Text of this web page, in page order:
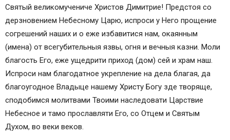
Святый великомучениче Христов Димитрие! Предстоя со
дерзновением Небесному Царю, испроси у Него прощение
согрешений наших и о еже избавитися нам, окаянным
(имена) от всегубительныя язвы, огня и вечныя казни. Моли
благость Его, еже ущедрити приход (дом) сей и храм наш.
Испроси нам благодатное укрепление на дела благая, да
благоугодное Владыце нашему Христу Богу зде творяще,
сподобимся молитвами Твоими наследовати Царствие
Небесное и тамо прославляти Его, со Отцем и Святым
Духом, во веки веков.